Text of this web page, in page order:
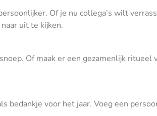
Of je nu collega’s wilt
uit te kijken.
Of maak er een gezamenlijk
bedankje voor het jaar. Voeg een